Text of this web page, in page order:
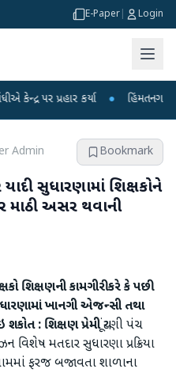
E-Paper Login
પ્રહાર કર્યા ● હિંમતનગરમાં
Admin Bookmark
સુધારણામાં શિક્ષકોને
માઠી અસર થવાની
શિક્ષણની કામગીરી કરે કે પછી
ખાનગી એજન્સી તથા
શકોત : શિક્ષણ પ્રેમીચૂંટણી પંચ
વિશેષ મતદાર સુધારણા પ્રક્રિયા
ફરજ બજાવતા શાળાના